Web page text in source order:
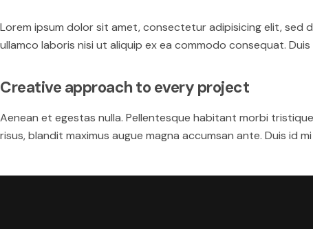
Lorem ipsum dolor sit amet, consectetur adipisicing elit, sed
ullamco laboris nisi ut aliquip ex ea commodo consequat.
Creative approach to every project
Aenean et egestas nulla. Pellentesque habitant morbi
risus, blandit maximus augue magna accumsan ante. Duis id